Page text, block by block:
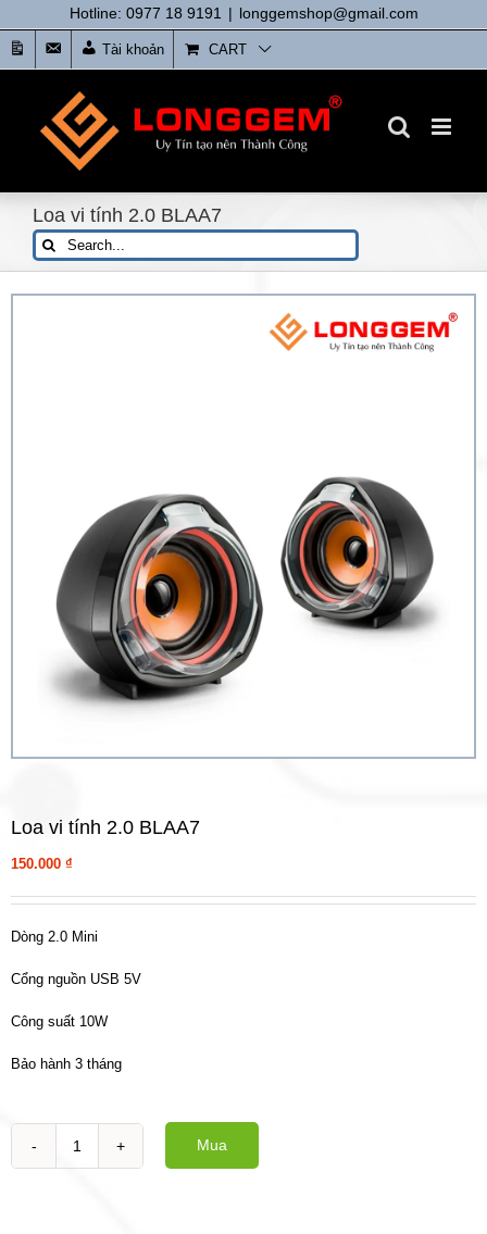
to
content
Hotline: 0977 18 9191 | longgemshop@gmail.com
tức
Liên
Hệ
Tài khoản CART
Loa vi tính 2.0 BLAA7
Search
for:
Loa vi tính 2.0 BLAA7
150.000 ₫
Dòng 2.0 Mini
Cổng nguồn USB 5V
Công suất 10W
Bảo hành 3 tháng
Loa
Mua